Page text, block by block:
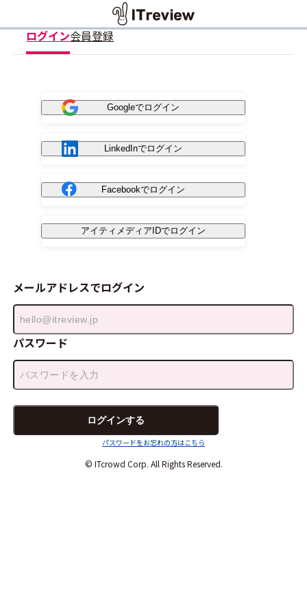
ログイン会員登録
Googleでログイン
LinkedInでログイン
Facebookでログイン
アイティメディアIDでログイン
メールアドレスでログイン
パスワード
パスワードをお忘れの方はこちら
© ITcrowd Corp. All Rights Reserved.